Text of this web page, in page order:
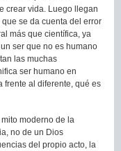
crear vida. Luego llegan
se da cuenta del error
más que científica, ya
ser que no es humano
las muchas
ser humano en
frente al diferente, qué es
moderno de la
no de un Dios
del propio acto, la